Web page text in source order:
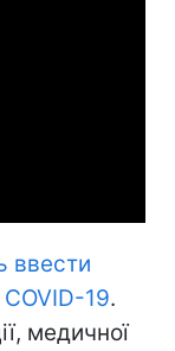
ввести
19.
медичної